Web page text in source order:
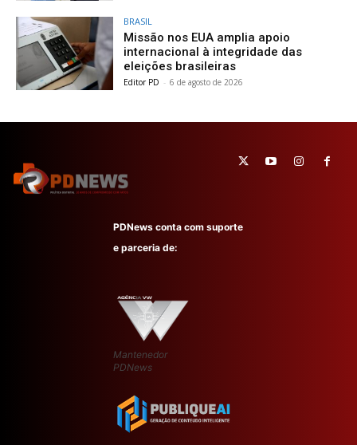
BRASIL
Missão nos EUA amplia apoio
internacional à integridade das
eleições brasileiras
Editor PD - 6 de agosto de 2026
PDNews conta com suporte
e parceria de:
Mantenedor
PDNews